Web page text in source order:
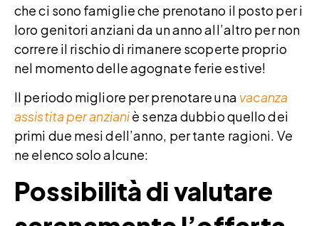
che ci sono famiglie che prenotano il posto per i
loro genitori anziani da un anno all’altro per non
correre il rischio di rimanere scoperte proprio
nel momento delle agognate ferie estive!
Il periodo migliore per prenotare una vacanza
assistita per anzianiè senza dubbio quello dei
primi due mesi dell’anno, per tante ragioni. Ve
ne elenco solo alcune:
Possibilità di valutare